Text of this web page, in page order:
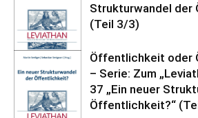
Strukturwandel der
(Teil 3/3)
Öffentlichkeit oder
– Serie: Zum
37 „Ein neuer
Öffentlichkeit?“